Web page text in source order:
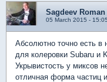
Sagdeev Roman
05 March 2015 - 15:05
Абсолютно точно есть
для колеровки Subaru и
Укрывистость у миксов
отличная форма частиц